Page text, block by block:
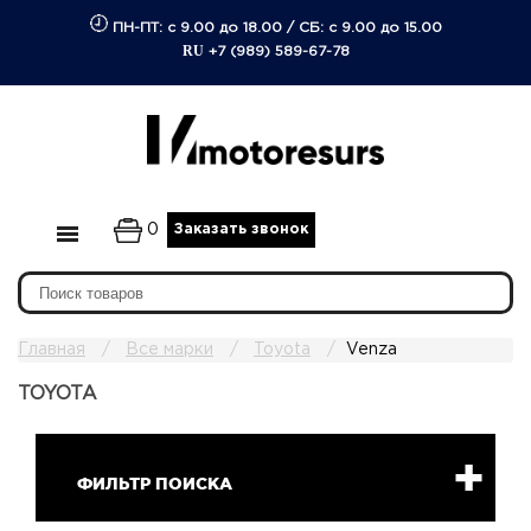
ПН-ПТ: с 9.00 до 18.00/ СБ: с 9.00 до 15.00
RU +7 (989) 589-67-78
0 Заказать звонок
Главная Все марки Toyota Venza
TOYOTA
ФИЛЬТР ПОИСКА